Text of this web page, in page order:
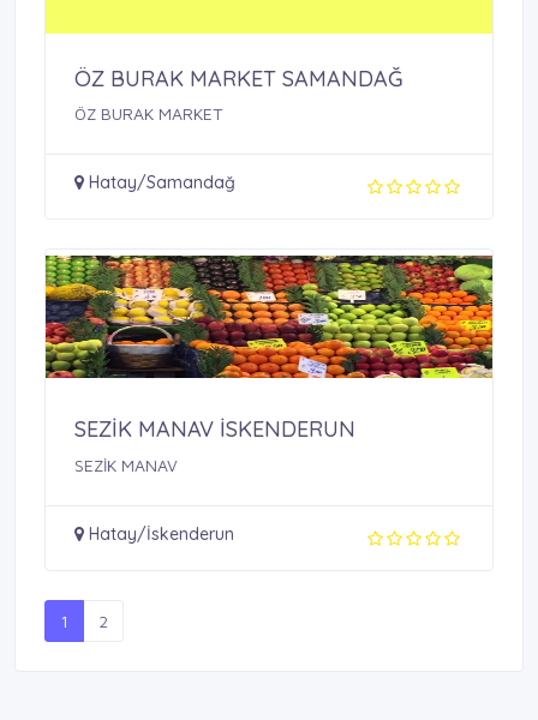
ÖZ BURAK MARKET SAMANDAĞ
ÖZ BURAK MARKET
Hatay/Samandağ
SEZİK MANAV İSKENDERUN
SEZİK MANAV
Hatay/İskenderun
1 2